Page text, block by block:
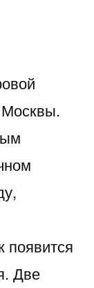
появится
Две